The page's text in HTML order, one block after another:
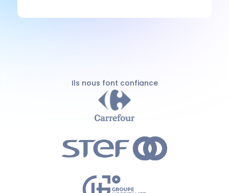
Ils nous font confiance